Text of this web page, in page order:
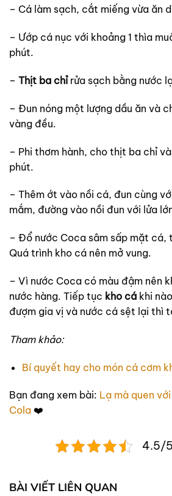
– Cá làm sạch, cắt miếng vừa ăn
– Ướp cá nục với khoảng 1 thìa
phút.
– Thịt ba chỉrửa sạch bằng nước
– Đun nóng một lượng dầu ăn và
vàng đều.
– Phi thơm hành, cho thịt ba chỉ
phút.
– Thêm ớt vào nồi cá, đun cùng
mắm, đường vào nồi đun với lửa
– Đổ nước Coca sâm sấp mặt cá,
Quá trình kho cá nên mở vung.
– Vì nước Coca có màu đậm nên
nước hàng. Tiếp tục kho cá khi
đượm gia vị và nước cá sệt lại thì
Tham khảo:
Bí quyết hay cho món cá cơm
Bạn đang xem bài: Lạ mà quen
Cola ❤️
4.5/
BÀI VIẾT LIÊN QUAN